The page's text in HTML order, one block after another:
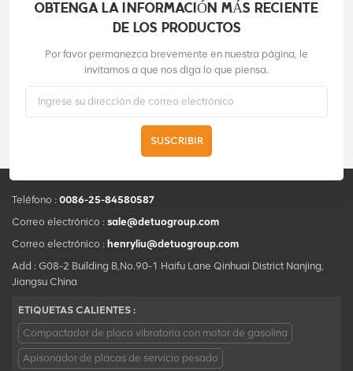
OBTENGA LA INFORMACIÓN MÁS RECIENTE
DE LOS PRODUCTOS
Por favor permanezca brevemente en nuestra página, le
invitamos a que nos diga lo que piensa.
SUSCRIBIR
Teléfono : 0086-25-84580587
Correo electrónico : sale@detuogroup.com
Correo electrónico : henryliu@detuogroup.com
Add : G08-2 Building B,No.90-1 Haifu Lane Qinhuai District Nanjing,
Jiangsu China
ETIQUETAS CALIENTES :
Compactador de placa vibratoria con motor de gasolina
Apisonador de placas de servicio pesado